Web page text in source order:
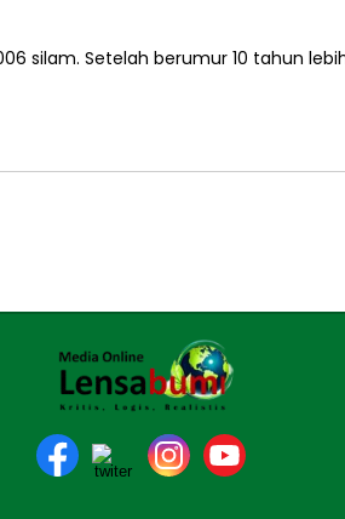
silam. Setelah berumur 10 tahun